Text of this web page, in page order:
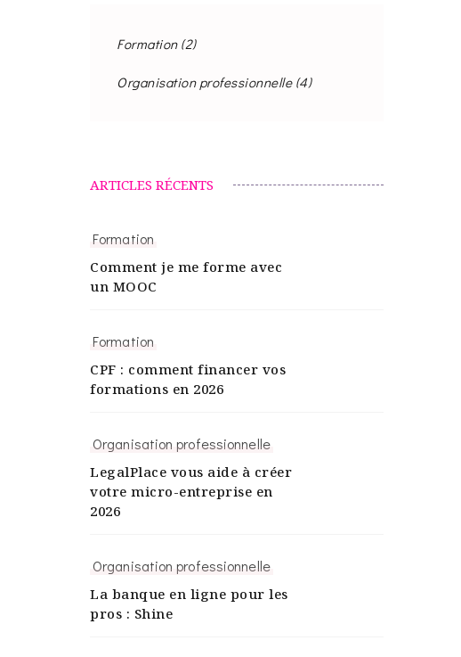
Formation(2)
Organisation professionnelle(4)
ARTICLES RÉCENTS
Formation
Comment je me forme avec
un MOOC
Formation
CPF : comment financer vos
formations en 2026
Organisation professionnelle
LegalPlace vous aide à créer
votre micro-entreprise en
2026
Organisation professionnelle
La banque en ligne pour les
pros : Shine